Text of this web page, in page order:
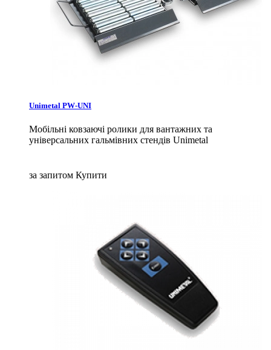
Unimetal PW-UNI
Мобільні ковзаючі ролики для вантажних та
універсальних гальмівних стендів Unimetal
за запитом Купити